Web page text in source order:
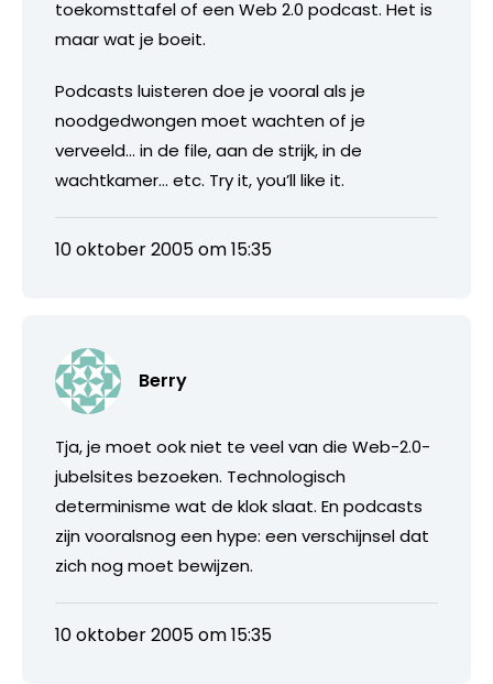
toekomsttafel of een Web 2.0 podcast. Het is
maar wat je boeit.
Podcasts luisteren doe je vooral als je
noodgedwongen moet wachten of je
verveeld… in de file, aan de strijk, in de
wachtkamer… etc. Try it, you’ll like it.
10 oktober 2005 om 15:35
Berry
Tja, je moet ook niet te veel van die Web-2.0-
jubelsites bezoeken. Technologisch
determinisme wat de klok slaat. En podcasts
zijn vooralsnog een hype: een verschijnsel dat
zich nog moet bewijzen.
10 oktober 2005 om 15:35